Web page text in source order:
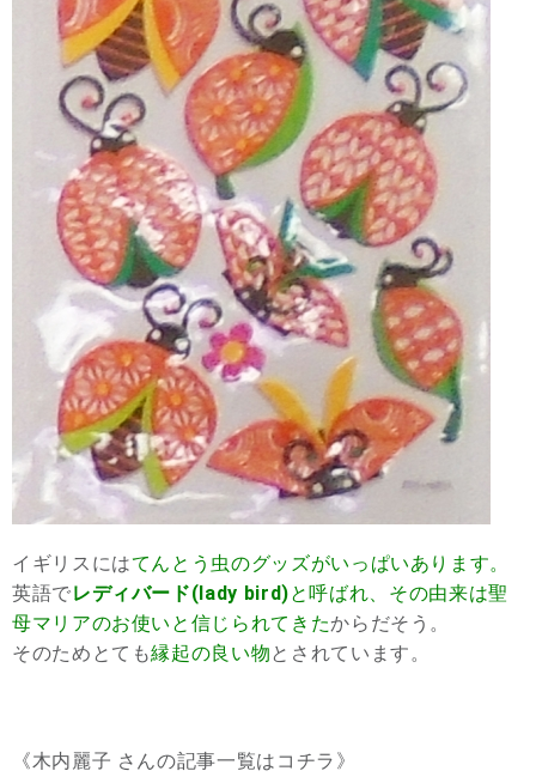
イギリスにはてんとう虫のグッズがいっぱいあります。
英語でレディバード(lady bird)と呼ばれ、その由来は聖
母マリアのお使いと信じられてきたからだそう。
そのためとても縁起の良い物とされています。
《木内麗子 さんの記事一覧はコチラ》